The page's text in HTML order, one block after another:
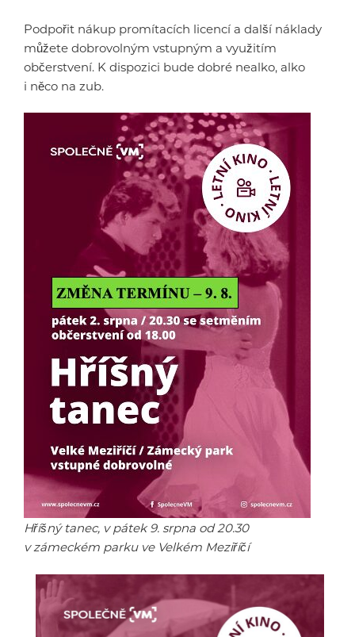
Podpořit nákup promítacích licencí a další náklady
můžete dobrovolným vstupným a využitím
občerstvení. K dispozici bude dobré nealko, alko
i něco na zub.
Hříšný tanec, v pátek 9. srpna od 20.30
v zámeckém parku ve Velkém Meziříčí